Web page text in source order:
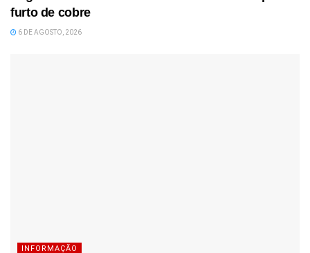
furto de cobre
6 DE AGOSTO, 2026
INFORMAÇÃO